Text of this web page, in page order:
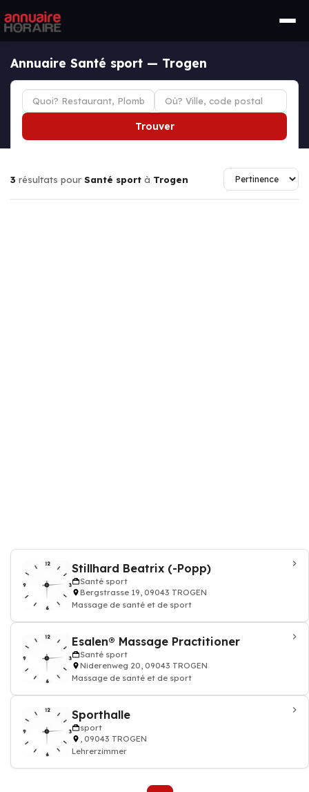
Annuaire Santé sport — Trogen
Trouver
3 résultats pour Santé sport à Trogen
Stillhard Beatrix (-Popp)
Santé sport
Bergstrasse 19, 09043 TROGEN
Massage de santé et de sport
Esalen® Massage Practitioner
Santé sport
Niderenweg 20, 09043 TROGEN
Massage de santé et de sport
Sporthalle
sport
, 09043 TROGEN
Lehrerzimmer